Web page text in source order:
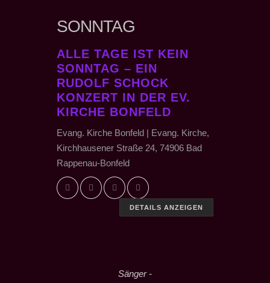
SONNTAG
ALLE TAGE IST KEIN
SONNTAG – EIN
RUDOLF SCHOCK
KONZERT IN DER EV.
KIRCHE BONFELD
Evang. Kirche Bonfeld | Evang. Kirche,
Kirchhausener Straße 24, 74906 Bad
Rappenau-Bonfeld
DETAILS ANZEIGEN
Sänger -